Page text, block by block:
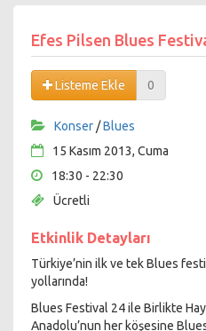
Efes Pilsen Blues
Listeme Ekle 0
Konser /Blues
15 Kasım 2013, Cuma
18:30 - 22:30
Ücretli
Etkinlik Detayları
Türkiye’nin ilk ve tek Blues
yollarında!
Blues Festival 24 ile Birlikte
Anadolu’nun her köşesine